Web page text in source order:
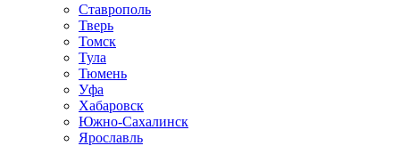
Ставрополь
Тверь
Томск
Тула
Тюмень
Уфа
Хабаровск
Южно-Сахалинск
Ярославль